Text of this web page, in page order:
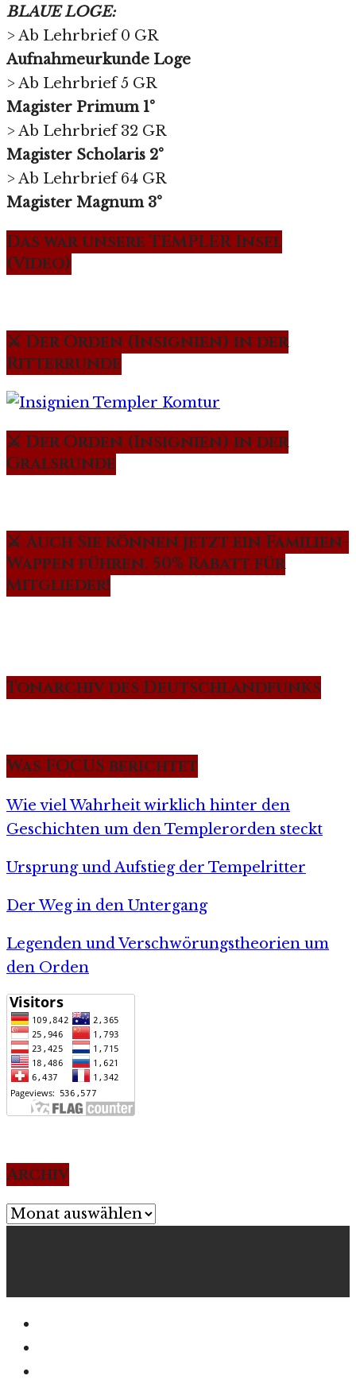
BLAUE LOGE:
> Ab Lehrbrief 0 GR
Aufnahmeurkunde Loge
> Ab Lehrbrief 5 GR
Magister Primum 1°
> Ab Lehrbrief 32 GR
Magister Scholaris 2°
> Ab Lehrbrief 64 GR
Magister Magnum 3°
Das war unsere TEMPLER Insel
(Video)
⚔️ Der Orden (Insignien) in der
Ritterrunde
⚔️ Der Orden (Insignien) in der
Gralsrunde
⚔️ Auch Sie können jetzt ein Familien-
Wappen führen. 50% Rabatt für
Mitglieder!
Tonarchiv des Deutschlandfunks
Was FOCUS berichtet
Wie viel Wahrheit wirklich hinter den
Geschichten um den Templerorden steckt
Ursprung und Aufstieg der Tempelritter
Der Weg in den Untergang
Legenden und Verschwörungstheorien um
den Orden
Archiv
Archiv